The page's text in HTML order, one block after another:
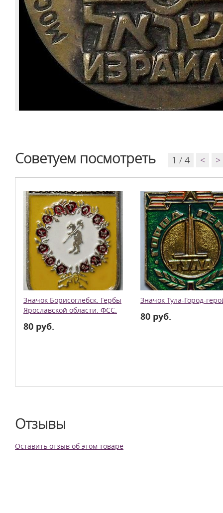
Советуем посмотреть 1 / 4 < >
Значок Борисоглебск. Гербы
Ярославской области. ФСС.
80 руб.
Значок Тула-Город-
80 руб.
Отзывы
Оставить отзыв об этом товаре